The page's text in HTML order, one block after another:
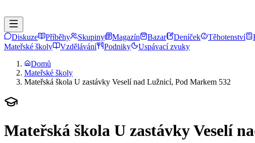
Diskuze Příběhy Skupiny Magazín Bazar Deníček Těhotenství
Mateřské školy
Vzdělávání Podniky
Uspávací zvuky
Domů
Mateřské školy
Mateřská škola U zastávky Veselí nad Lužnicí, Pod Markem 532
Mateřská škola U zastávky Veselí